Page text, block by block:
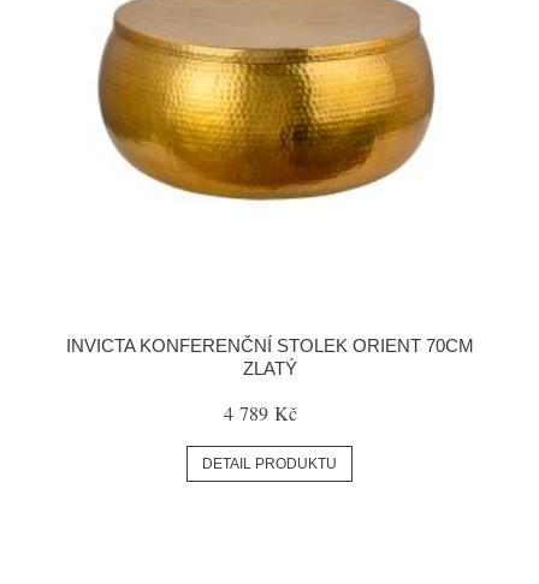
INVICTA KONFERENČNÍ STOLEK ORIENT 70CM
ZLATÝ
4 789 Kč
DETAIL PRODUKTU